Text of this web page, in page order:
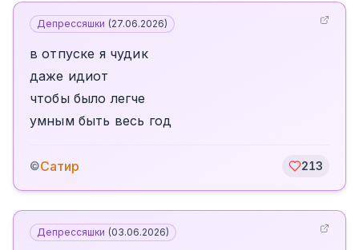
Депрессяшки (27.06.2026)
в отпуске я чудик
даже идиот
чтобы было легче
умным быть весь год
©Сатир 213
Депрессяшки (03.06.2026)